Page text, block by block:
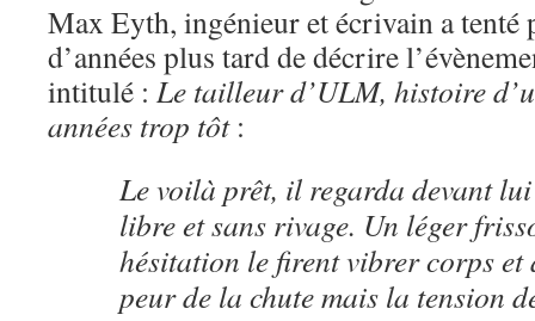
Max Eyth, ingénieur et écrivain a tenté
d’années plus tard de décrire
intitulé : Le tailleur d’ULM, histoire
années trop tôt:
Le voilà prêt, il regarda devant
libre et sans rivage. Un léger
hésitation le firent vibrer corps et
peur de la chute mais la tension